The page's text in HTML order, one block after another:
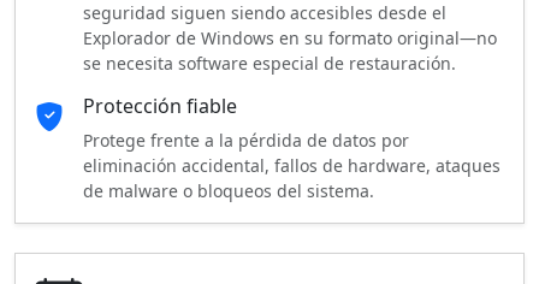
seguridad siguen siendo accesibles desde el
Explorador de Windows en su formato original—no
se necesita software especial de restauración.
Protección fiable
Protege frente a la pérdida de datos por
eliminación accidental, fallos de hardware, ataques
de malware o bloqueos del sistema.